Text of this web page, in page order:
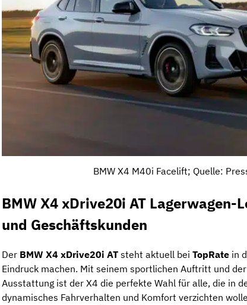
BMW X4 M40i Facelift; Quelle:
BMW X4 xDrive20i AT Lagerwagen-
und Geschäftskunden
Der BMW X4 xDrive20i AT steht aktuell bei TopRate in
Eindruck machen. Mit seinem sportlichen Auftritt und
Ausstattung ist der X4 die perfekte Wahl für alle, die in
dynamisches Fahrverhalten und Komfort verzichten